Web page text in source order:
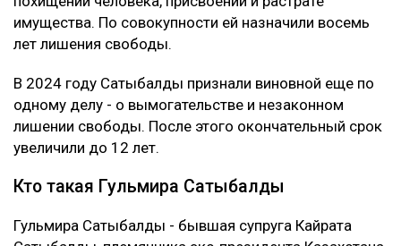
Суд признал ее виновной. При этом к уже
назначенным 12 годам лишения свободы новый
взыскать более 8 млрд тенге.
Это уже четвертое уголовное дело
году. Ее судили по делам о самоуправстве,
имущества. По совокупности ей назначили восемь